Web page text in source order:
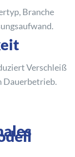
Branche
Verschleiß
Dauerbetrieb.